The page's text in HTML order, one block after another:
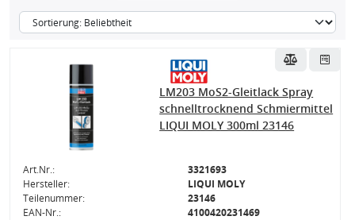
LM203 MoS2-Gleitlack Spray
schnelltrocknend Schmiermittel
LIQUI MOLY 300ml 23146
Art.Nr.:
3321693
Hersteller:
LIQUI MOLY
Teilenummer:
23146
EAN-Nr.:
4100420231469